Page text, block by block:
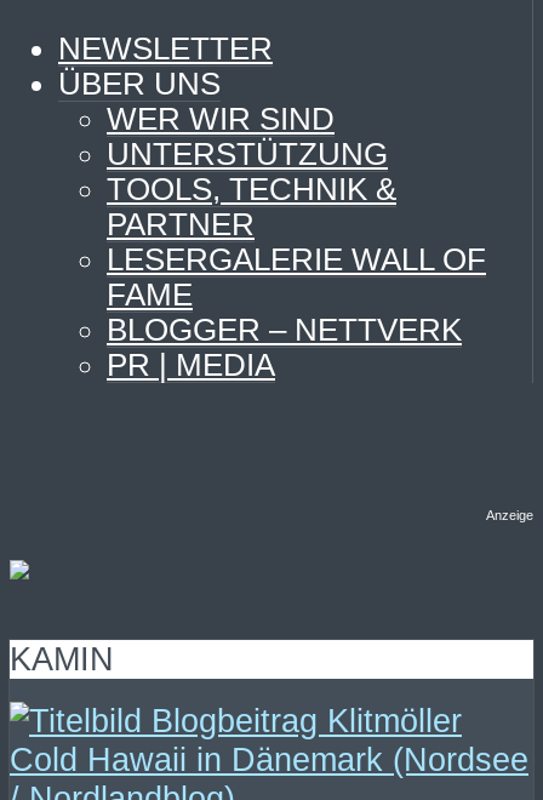
NEWSLETTER
ÜBER UNS
WER WIR SIND
UNTERSTÜTZUNG
TOOLS, TECHNIK &
PARTNER
LESERGALERIE WALL OF
FAME
BLOGGER – NETTVERK
PR | MEDIA
Anzeige
KAMIN